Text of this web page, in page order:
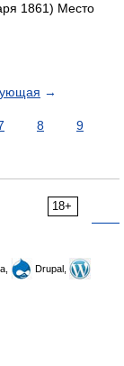
1861) Место
→
8
9
18+
Drupal,